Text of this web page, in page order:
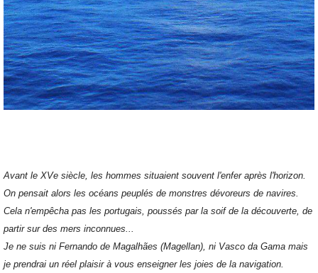
Avant le XVe siècle, les hommes situaient souvent l'enfer après l'horizon.
On pensait alors les océans peuplés de monstres dévoreurs de navires.
Cela n'empêcha pas les portugais, poussés par la soif de la découverte, de
partir sur des mers inconnues...
Je ne suis ni Fernando de Magalhães (Magellan), ni Vasco da Gama mais
je prendrai un réel plaisir à vous enseigner les joies de la navigation.